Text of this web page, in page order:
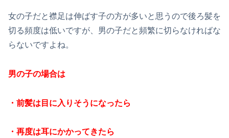
女の子だと襟足は伸ばす子の方が多いと思うので後ろ髪を
切る頻度は低いですが、男の子だと頻繁に切らなければな
らないですよね。
男の子の場合は
・前髪は目に入りそうになったら
・再度は耳にかかってきたら